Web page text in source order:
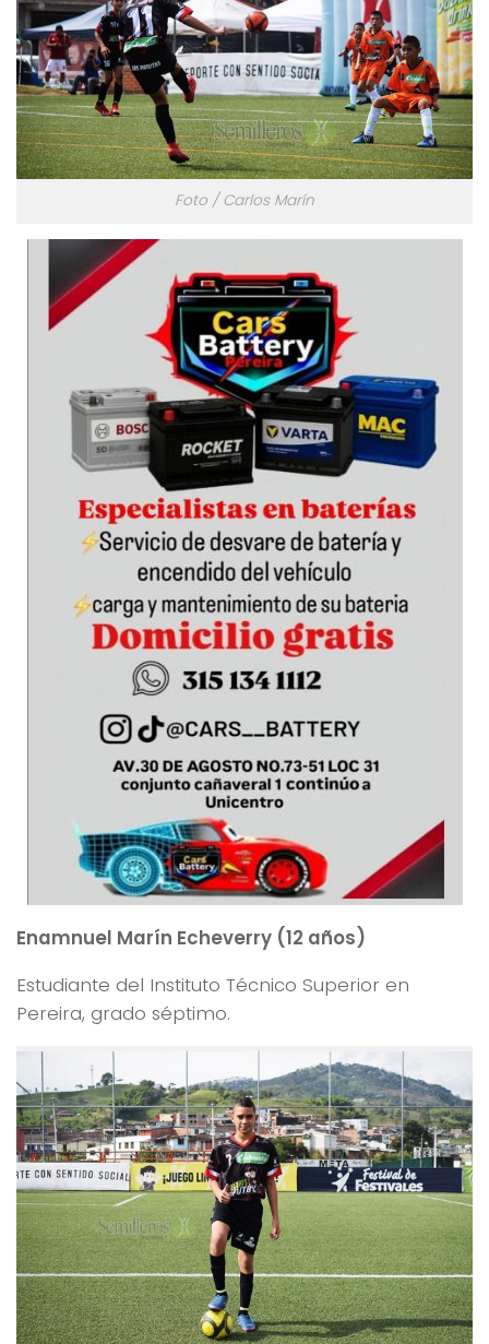
Foto / Carlos Marín
Enamnuel Marín Echeverry (12 años)
Estudiante del Instituto Técnico Superior en
Pereira, grado séptimo.